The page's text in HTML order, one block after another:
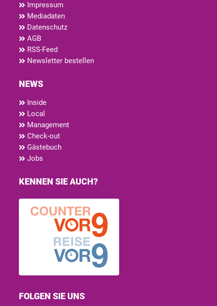
Impressum
Mediadaten
Datenschutz
AGB
RSS-Feed
Newsletter bestellen
NEWS
Inside
Local
Management
Check-out
Gästebuch
Jobs
KENNEN SIE AUCH?
FOLGEN SIE UNS